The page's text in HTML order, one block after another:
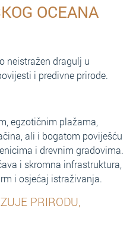
OCEANA
neistražen dragulj u
i predivne prirode.
egzotičnim plažama,
ali i bogatom poviješću
i drevnim gradovima.
i skromna infrastruktura,
i osjećaj istraživanja.
PRIRODU,